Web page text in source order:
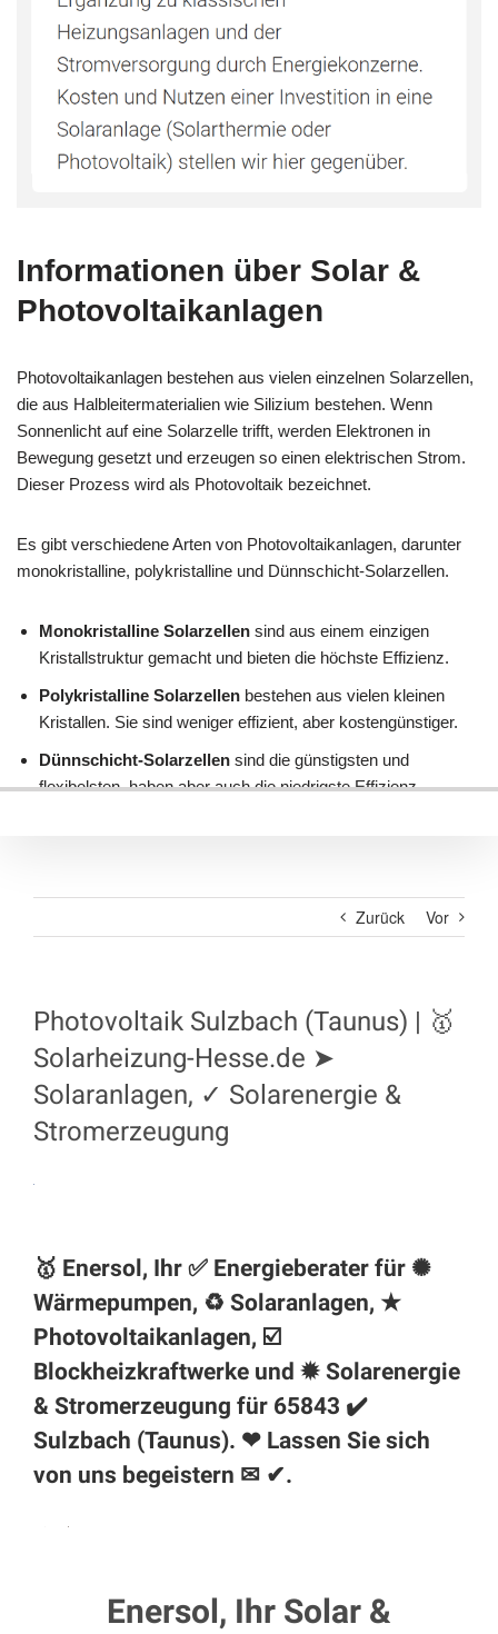
Zurück Vor
Photovoltaik Sulzbach (Taunus) | 🥇
Solarheizung-Hesse.de ➤
Solaranlagen, ✓ Solarenergie &
Stromerzeugung
🥇 Enersol, Ihr ✅ Energieberater für ✺
Wärmepumpen, ♻ Solaranlagen, ★
Photovoltaikanlagen, ☑️
Blockheizkraftwerke und ✹ Solarenergie
& Stromerzeugung für 65843 ✔️
Sulzbach (Taunus). ❤ Lassen Sie sich
von uns begeistern ✉ ✔.
Enersol, Ihr Solar &